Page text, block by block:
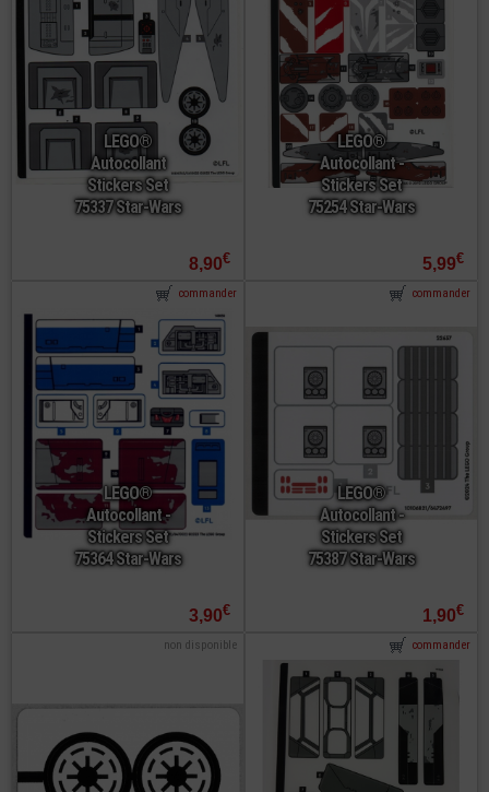
LEGO®
Autocollant
Stickers Set
75337 Star-Wars
8,90€
LEGO®
Autocollant -
Stickers Set
75254 Star-Wars
5,99€
LEGO®
Autocollant -
Stickers Set
75364 Star-Wars
3,90€
commander
LEGO®
Autocollant -
Stickers Set
75387 Star-Wars
1,90€
commander
non disponible commander